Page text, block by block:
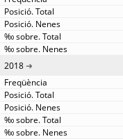
2018